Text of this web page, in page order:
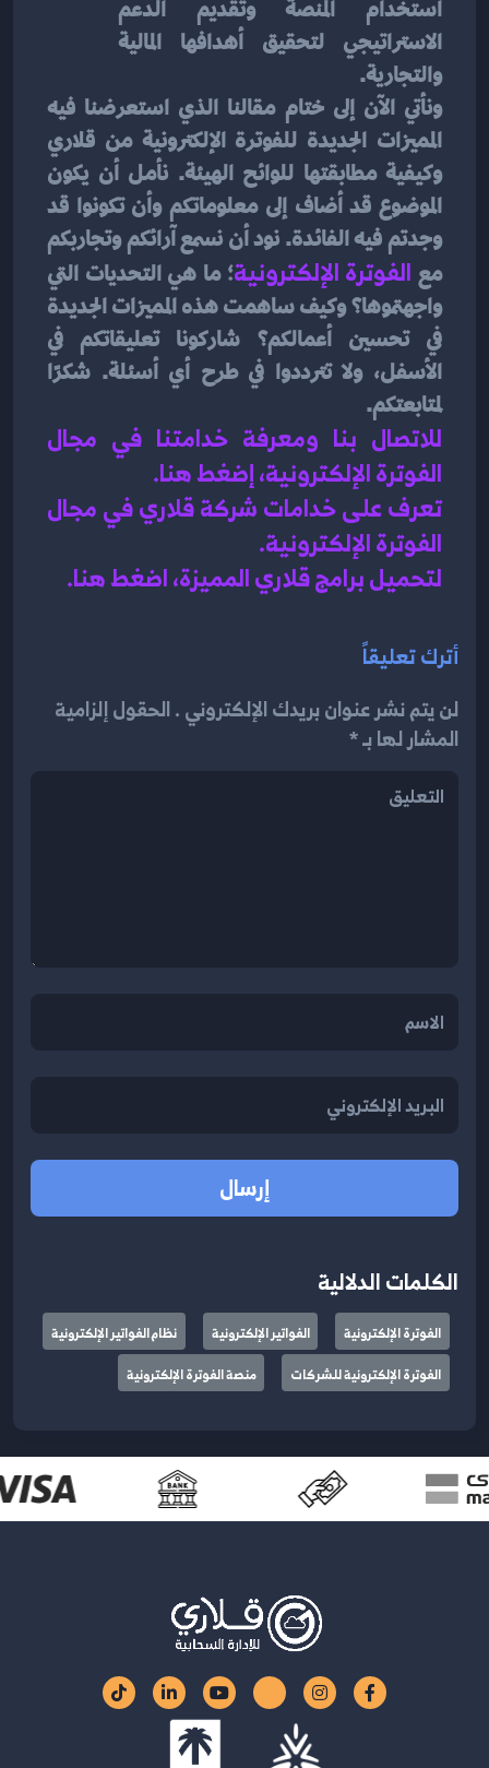
الاستراتيجي لتحقيق أهدافها المالية
والتجارية.
مع الفوترة الإلكترونية
لمتابعتكم.
الفوترة الإلكترونية، إضغط هنا.
تعرف على خدامات شركة قلاري في
الفوترة الإلكترونية.
لتحميل برامج قلاري المميزة، اضغط هنا.
أترك تعليقاً
لن يتم نشر عنوان بريدك الإلكتروني . الحقول إلزامية
المشار لها بـ *
إرسال
الكلمات الدلالية
الفوترة الإلكترونية الفواتير الإلكترونية
نظام الفواتير الإلكترونية
الفوترة الإلكترونية للشركات
منصة الفوترة الإلكترونية